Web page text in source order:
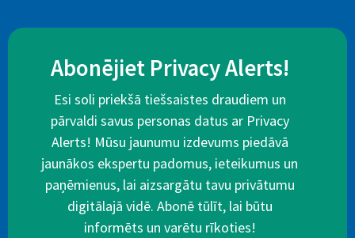
Abonējiet Privacy Alerts!
Esi soli priekšā tiešsaistes draudiem un
pārvaldi savus personas datus ar Privacy
Alerts! Mūsu jaunumu izdevums piedāvā
jaunākos ekspertu padomus, ieteikumus un
paņēmienus, lai aizsargātu tavu privātumu
digitālajā vidē. Abonē tūlīt, lai būtu
informēts un varētu rīkoties!